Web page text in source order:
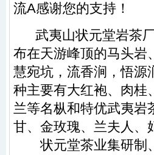
流A感谢您的支持！
武夷山状元堂岩茶
布在天游峰顶的马头岩、
慧宛坑 ， 流香涧 ，悟源
种主要有大红袍、 肉桂、
兰等名枞和特优武夷岩
甘、 金玫瑰、 兰夫人 、
状元堂茶业集研制